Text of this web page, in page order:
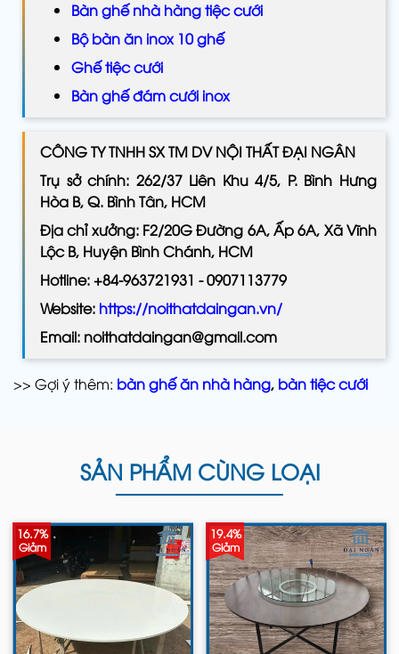
Bàn ghế nhà hàng tiệc cưới
Bộ bàn ăn inox 10 ghế
Ghế tiệc cưới
Bàn ghế đám cưới inox
CÔNG TY TNHH SX TM DV NỘI THẤT ĐẠI NGÂN
Trụ sở chính: 262/37 Liên Khu 4/5, P. Bình Hưng
Hòa B, Q. Bình Tân, HCM
Địa chỉ xưởng: F2/20G Đường 6A, Ấp 6A, Xã Vĩnh
Lộc B, Huyện Bình Chánh, HCM
Hotline: +84-963721931 - 0907113779
Website: https://noithatdaingan.vn/
Email: noithatdaingan@gmail.com
>> Gợi ý thêm: bàn ghế ăn nhà hàng, bàn tiệc cưới
SẢN PHẨM CÙNG LOẠI
16.7%
Giảm
19.4%
Giảm